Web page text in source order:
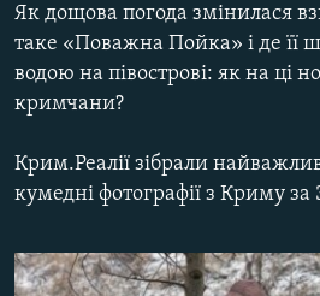
СПЕЦПРОЕКТИ
ДЕПОРТАЦІЯ
СВІДЧЕННЯ ОКУПАЦІЇ
УКРАЇНСЬКА ПРОБЛЕМА КРИМУ
ІНФОГРАФІКА
ЯК ОБІЙТИ БЛОКУВАННЯ
Qırımtatar
ДОЛУЧАЙСЯ!
Як дощова погода змінилася
таке «Поважна Пойка» і де її
водою на півострові: як на ці
кримчани?
Крим.Реалії зібрали
кумедні фотографії з Криму за